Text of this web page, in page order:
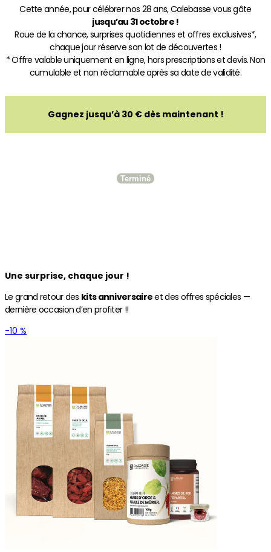
Cette année, pour célébrer nos 28 ans, Calebasse vous gâte
jusqu’au 31 octobre !
Roue de la chance, surprises quotidiennes et offres exclusives*,
chaque jour réserve son lot de découvertes !
* Offre valable uniquement en ligne, hors prescriptions et devis. Non
cumulable et non réclamable après sa date de validité.
Gagnez jusqu’à 30 € dès maintenant !
Une surprise, chaque jour !
Le grand retour des kits anniversaireet des offres spéciales —
dernière occasion d’en profiter !!
-10 %